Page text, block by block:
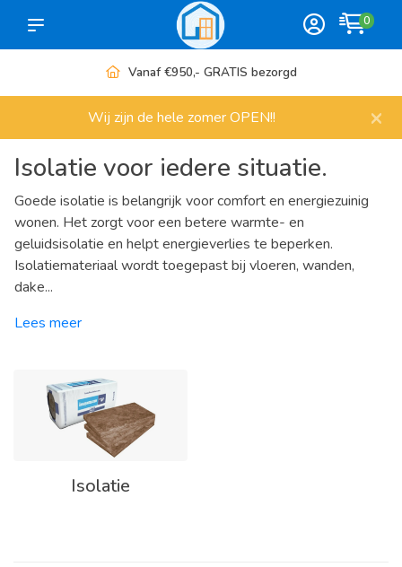
0
Meer dan 1000 artikelen
Wij zijn de hele zomer OPEN!! ×
Isolatie voor iedere situatie.
Goede isolatie is belangrijk voor comfort en energiezuinig
wonen. Het zorgt voor een betere warmte- en
geluidsisolatie en helpt energieverlies te beperken.
Isolatiemateriaal wordt toegepast bij vloeren, wanden,
dake...
Lees meer
Isolatie